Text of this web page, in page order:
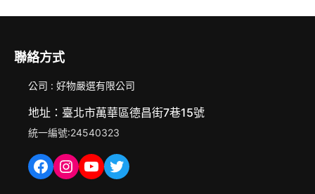
聯絡方式
公司 : 好物嚴選有限公司
地址：臺北市萬華區德昌街7巷15號
統一編號:24540323